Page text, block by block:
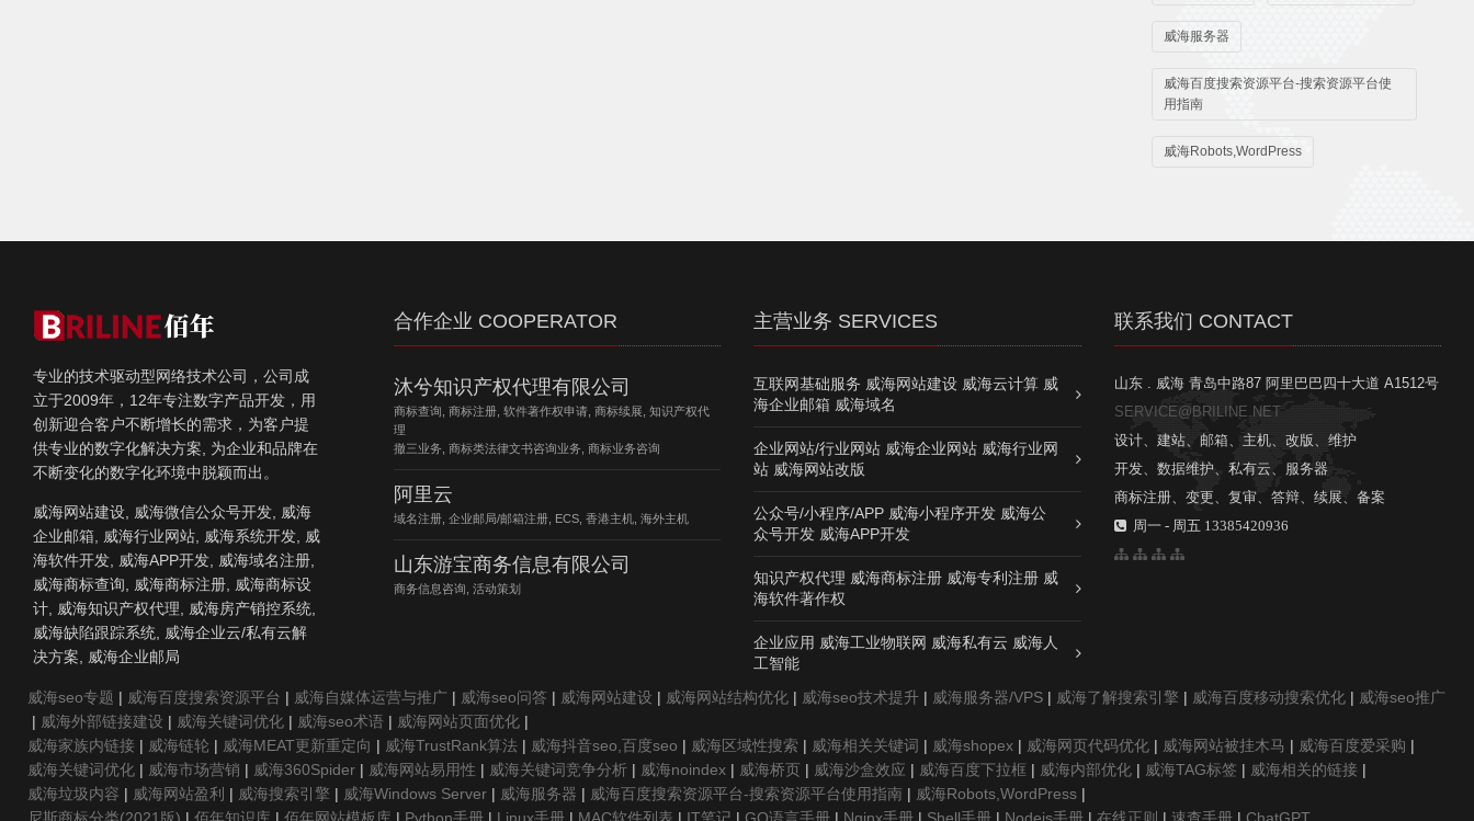
威海服务器
威海百度搜索资源平台-搜索资源平台使
用指南
威海Robots,WordPress
专业的技术驱动型网络技术公司，公司成
立于2009年，12年专注数字产品开发，用
创新迎合客户不断增长的需求，为客户提
供专业的数字化解决方案, 为企业和品牌在
不断变化的数字化环境中脱颖而出。
威海网站建设, 威海微信公众号开发, 威海
企业邮箱, 威海行业网站, 威海系统开发, 威
海软件开发, 威海APP开发, 威海域名注册,
威海商标查询, 威海商标注册, 威海商标设
计, 威海知识产权代理, 威海房产销控系统,
威海缺陷跟踪系统, 威海企业云/私有云解
决方案, 威海企业邮局
合作企业 COOPERATOR
沐兮知识产权代理有限公司
商标查询, 商标注册, 软件著作权申请, 商标续展, 知识产权代
理
撤三业务, 商标类法律文书咨询业务, 商标业务咨询
阿里云
域名注册, 企业邮局/邮箱注册, ECS, 香港主机, 海外主机
山东游宝商务信息有限公司
商务信息咨询, 活动策划
主营业务 SERVICES
互联网基础服务 威海网站建设 威海云计算 威
海企业邮箱 威海域名
企业网站/行业网站 威海企业网站 威海行业网
站 威海网站改版
公众号/小程序/APP 威海小程序开发 威海公
众号开发 威海APP开发
知识产权代理 威海商标注册 威海专利注册 威
海软件著作权
企业应用 威海工业物联网 威海私有云 威海人
工智能
联系我们 CONTACT
山东 . 威海 青岛中路87 阿里巴巴四十大道 A1512号
SERVICE@BRILINE.NET
设计、建站、邮箱、主机、改版、维护
开发、数据维护、私有云、服务器
商标注册、变更、复审、答辩、续展、备案
周一 - 周五 13385420936
威海seo专题 | 威海百度搜索资源平台 | 威海自媒体运营与推广 | 威海seo问答 | 威海网站建设 | 威海网站结构优化 | 威海seo技术提升 | 威海服务器/VPS | 威海了解搜索引擎 | 威海百度移动搜索优化 | 威海seo推广
| 威海外部链接建设 | 威海关键词优化 | 威海seo术语 | 威海网站页面优化 |
威海家族内链接 | 威海链轮 | 威海MEAT更新重定向 | 威海TrustRank算法 | 威海抖音seo,百度seo | 威海区域性搜索 | 威海相关关键词 | 威海shopex | 威海网页代码优化 | 威海网站被挂木马 | 威海百度爱采购 |
威海关键词优化 | 威海市场营销 | 威海360Spider | 威海网站易用性 | 威海关键词竞争分析 | 威海noindex | 威海桥页 | 威海沙盒效应 | 威海百度下拉框 | 威海内部优化 | 威海TAG标签 | 威海相关的链接 |
威海垃圾内容 | 威海网站盈利 | 威海搜索引擎 | 威海Windows Server | 威海服务器 | 威海百度搜索资源平台-搜索资源平台使用指南 | 威海Robots,WordPress |
尼斯商标分类(2021版) | 佰年知识库 | 佰年网站模板库 | Python手册 | Linux手册 | MAC软件列表 | IT笔记 | GO语言手册 | Nginx手册 | Shell手册 | Nodejs手册 | 在线正则 | 速查手册 | ChatGPT